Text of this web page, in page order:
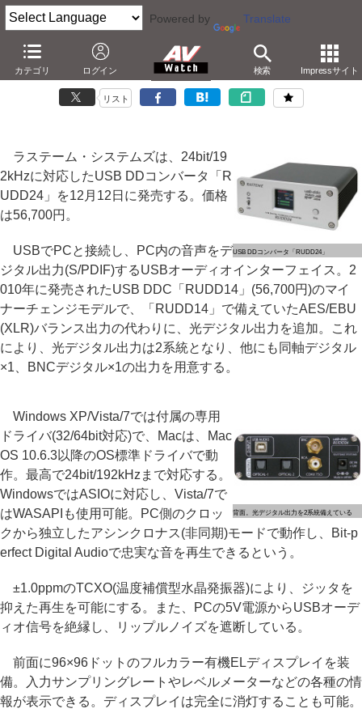
Powered by Translate
カテゴリ ログイン 検索 Impressサイト
ラステーム、光デジタル出力2系統搭載のUSB DDC
－24bit/192kHzと非同期転送対応の「RUDD24」
リスト
USB DDコンバータ「RUDD24」
ラステーム・システムズは、24bit/19
2kHzに対応したUSB DDコンバータ「R
UDD24」を12月12日に発売する。価格
は56,700円。
USBでPCと接続し、PC内の音声をデ
ジタル出力(S/PDIF)するUSBオーディオインターフェイス。2
010年に発売されたUSB DDC「RUDD14」(56,700円)のマイ
ナーチェンジモデルで、「RUDD14」で備えていたAES/EBU
(XLR)バランス出力の代わりに、光デジタル出力を追加。これ
により、光デジタル出力は2系統となり、他にも同軸デジタル
×1、BNCデジタル×1の出力を用意する。
背面。光デジタル出力を2系統備えている
Windows XP/Vista/7では付属の専用
ドライバ(32/64bit対応)で、Macは、Mac
OS 10.6.3以降のOS標準ドライバで動
作。最高で24bit/192kHzまで対応する。
WindowsではASIOに対応し、Vista/7で
はWASAPIも使用可能。PC側のクロッ
クから独立したアシンクロナス(非同期)モードで動作し、Bit-p
erfect Digital Audioで忠実な音を再生できるという。
±1.0ppmのTCXO(温度補償型水晶発振器)により、ジッタを
抑えた再生を可能にする。また、PCの5V電源からUSBオーデ
ィオ信号を絶縁し、リップルノイズを遮断している。
前面に96×96ドットのフルカラー有機ELディスプレイを装
備。入力サンプリングレートやレベルメーターなどの各種の情
報が表示できる。ディスプレイは完全に消灯することも可能。